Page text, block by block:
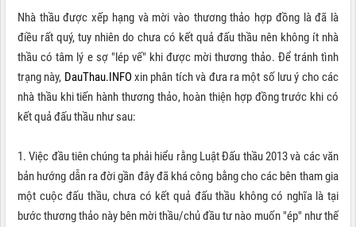
Nhà thầu được xếp hạng và mời vào thương thảo hợp đồng là đã là
điều rất quý, tuy nhiên do chưa có kết quả đấu thầu nên không ít nhà
thầu có tâm lý e sợ "lép vế" khi được mời thương thảo. Để tránh tình
trạng này, DauThau.INFOxin phân tích và đưa ra một số lưu ý cho các
nhà thầu khi tiến hành thương thảo, hoàn thiện hợp đồng trước khi có
kết quả đấu thầu như sau:
1. Việc đầu tiên chúng ta phải hiểu rằng Luật Đấu thầu 2013 và các văn
bản hướng dẫn ra đời gần đây đã khá công bằng cho các bên tham gia
một cuộc đấu thầu, chưa có kết quả đấu thầu không có nghĩa là tại
bước thương thảo này bên mời thầu/chủ đầu tư nào muốn "ép" như thế